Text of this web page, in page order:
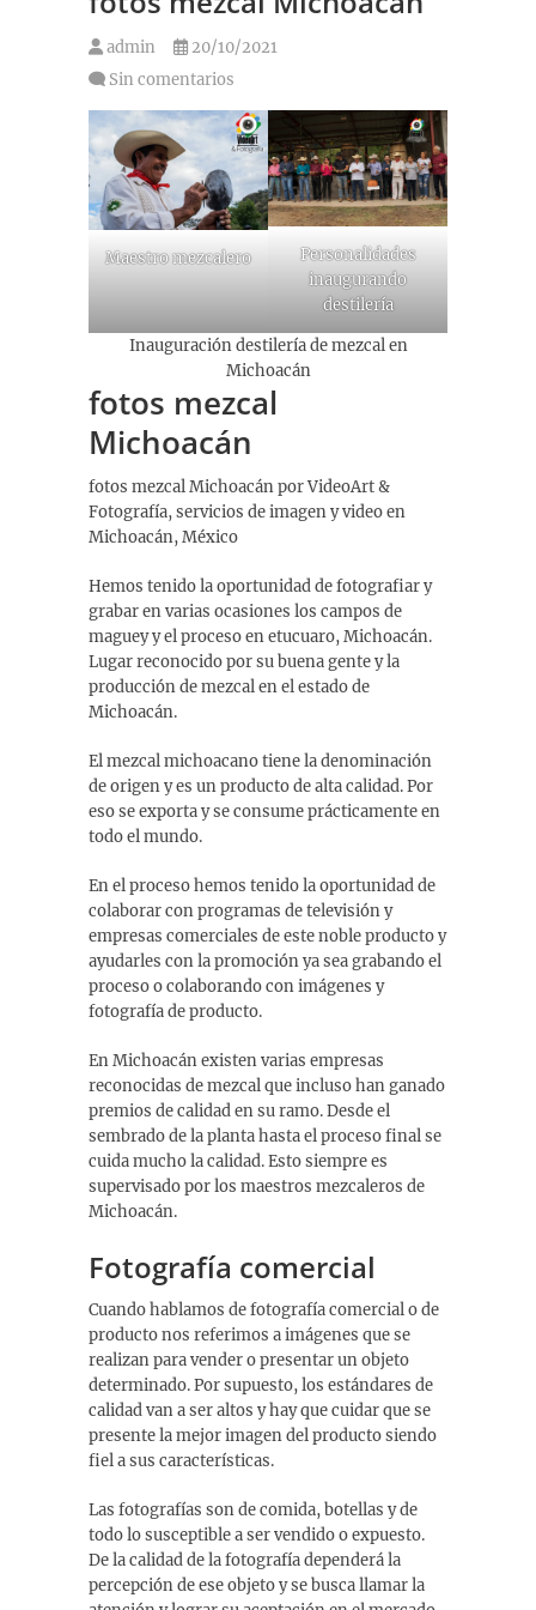
admin
20/10/2021
Sin comentarios
Maestro mezcalero
Personalidades
inaugurando
destilería
Inauguración destilería de mezcal en
Michoacán
fotos mezcal
Michoacán
fotos mezcal Michoacán por VideoArt &
Fotografía, servicios de imagen y video en
Michoacán, México
Hemos tenido la oportunidad de fotografiar y
grabar en varias ocasiones los campos de
maguey y el proceso en etucuaro, Michoacán.
Lugar reconocido por su buena gente y la
producción de mezcal en el estado de
Michoacán.
El mezcal michoacano tiene la denominación
de origen y es un producto de alta calidad. Por
eso se exporta y se consume prácticamente en
todo el mundo.
En el proceso hemos tenido la oportunidad de
colaborar con programas de televisión y
empresas comerciales de este noble producto y
ayudarles con la promoción ya sea grabando el
proceso o colaborando con imágenes y
fotografía de producto.
En Michoacán existen varias empresas
reconocidas de mezcal que incluso han ganado
premios de calidad en su ramo. Desde el
sembrado de la planta hasta el proceso final se
cuida mucho la calidad. Esto siempre es
supervisado por los maestros mezcaleros de
Michoacán.
Fotografía comercial
Cuando hablamos de fotografía comercial o de
producto nos referimos a imágenes que se
realizan para vender o presentar un objeto
determinado. Por supuesto, los estándares de
calidad van a ser altos y hay que cuidar que se
presente la mejor imagen del producto siendo
fiel a sus características.
Las fotografías son de comida, botellas y de
todo lo susceptible a ser vendido o expuesto.
De la calidad de la fotografía dependerá la
percepción de ese objeto y se busca llamar la